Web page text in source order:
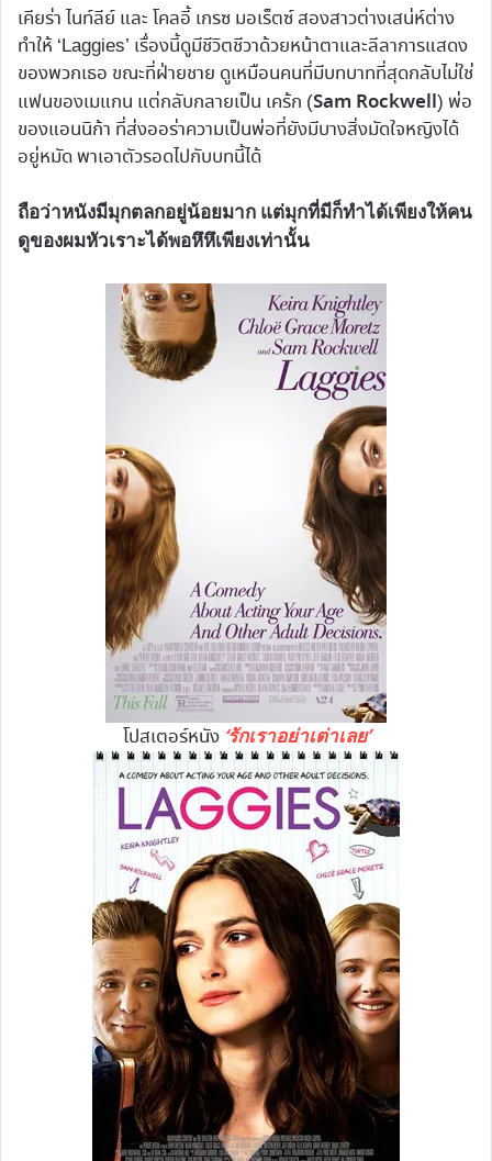
เคียร่า ไนท์ลีย์ และ โคลอี้ เกรซ มอเร็ตซ์ สองสาวต่างเสน่ห์ต่าง
ทำให้ ‘Laggies’ เรื่องนี้ดูมีชีวิตชีวาด้วยหน้าตาและลีลาการแสดง
ของพวกเธอ ขณะที่ฝ่ายชาย ดูเหมือนคนที่มีบทบาทที่สุดกลับไม่ใช่
แฟนของเมแกน แต่กลับกลายเป็น เคร้ก (Sam Rockwell) พ่อ
ของแอนนิก้า ที่ส่งออร่าความเป็นพ่อที่ยังมีบางสิ่งมัดใจหญิงได้
อยู่หมัด พาเอาตัวรอดไปกับบทนี้ได้
ถือว่าหนังมีมุกตลกอยู่น้อยมาก แต่มุกที่มีก็ทำได้เพียงให้คน
ดูของผมหัวเราะได้พอหึหึเพียงเท่านั้น
โปสเตอร์หนัง ‘รักเราอย่าเต่าเลย’